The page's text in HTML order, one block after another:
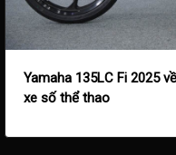
Yamaha 135LC Fi 2025
xe số thể thao